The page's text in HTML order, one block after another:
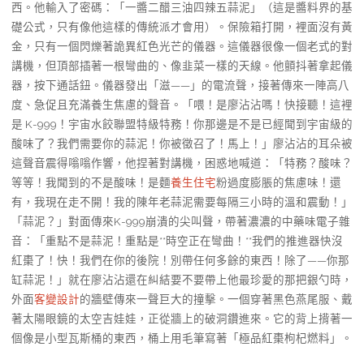
西。他輸入了密碼：「一醬二醋三油四辣五蒜泥」（這是醬料界的基
礎公式，只有像他這樣的傳統派才會用）。保險箱打開，裡面沒有黃
金，只有一個閃爍著詭異紅色光芒的儀器。這儀器很像一個老式的對
講機，但頂部插著一根彎曲的、像韭菜一樣的天線。他顫抖著拿起儀
器，按下通話鈕。儀器發出「滋——」的電流聲，接著傳來一陣高八
度、急促且充滿養生焦慮的聲音。「喂！是廖沾沾嗎！快接聽！這裡
是 K-999！宇宙水餃聯盟特級特務！你那邊是不是已經聞到宇宙級的
酸味了？我們需要你的蒜泥！你被徵召了！馬上！」廖沾沾的耳朵被
這聲音震得嗡嗡作響，他捏著對講機，困惑地喊道：「特務？酸味？
等等！我聞到的不是酸味！是麵養生住宅粉過度膨脹的焦慮味！還
有，我現在走不開！我的陳年老蒜泥需要每隔三小時的溫和震動！」
「蒜泥？」對面傳來K-999崩潰的尖叫聲，帶著濃濃的中藥味電子雜
音：「重點不是蒜泥！重點是**時空正在彎曲！**我們的推進器快沒
紅棗了！快！我們在你的後院！別帶任何多餘的東西！除了——你那
缸蒜泥！」就在廖沾沾還在糾結要不要帶上他最珍愛的那把銀勺時，
外面客變設計的牆壁傳來一聲巨大的撞擊。一個穿著黑色燕尾服、戴
著太陽眼鏡的太空吉娃娃，正從牆上的破洞鑽進來。它的背上揹著一
個像是小型瓦斯桶的東西，桶上用毛筆寫著「極品紅棗枸杞燃料」。